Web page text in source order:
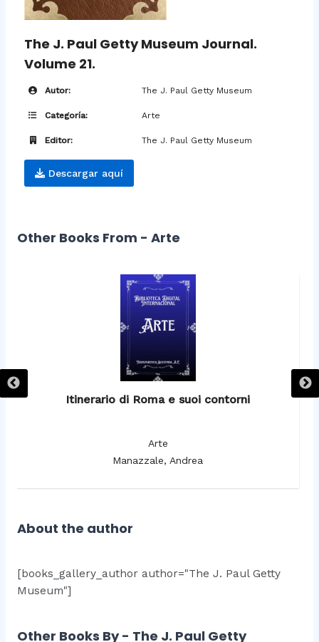
The J. Paul Getty Museum Journal.
Volume 21.
Autor: The J. Paul Getty Museum
Categoría: Arte
Editor: The J. Paul Getty Museum
Descargar aquí
Other Books From - Arte
Itinerario di Roma e suoi contorni
Arte
Manazzale, Andrea
About the author
[books_gallery_author author="The J. Paul Getty
Museum"]
Other Books By - The J. Paul Getty